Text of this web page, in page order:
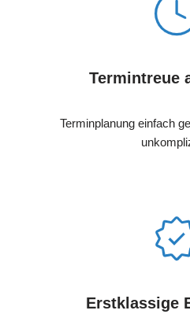
Termintreue
Terminplanung einfach
Erstklassige